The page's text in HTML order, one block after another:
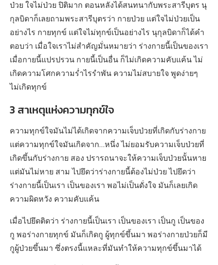
ป่วย ใจไม่ป่วย ปิติมาก ตอนหลังได้สนทนากับพระสารีบุตร นุ
กุลบิดาก็เลยถามพระสารีบุตรว่า กายป่วย แต่ใจไม่ป่วยเป็น
อย่างไร กายทุกข์ แต่ใจไม่ทุกข์เป็นอย่างไร นุกุลบิดาก็ได้คำ
ตอบว่า เมื่อใจเราไม่สำคัญมั่นหมายว่า ร่างกายนี้เป็นของเรา
เมื่อกายนี้แปรปรวน กายนี้เป็นอื่น ก็ไม่เกิดความคับแค้น ไม่
เกิดความโศกความร่ำไรรำพัน ความไม่สบายใจ พูดง่ายๆ
ไม่เกิดทุกข์
3 สาเหตุแห่งความทุกข์ใจ
ความทุกข์ใจมันไม่ได้เกิดจากความเจ็บป่วยที่เกิดกับร่างกาย
แต่ความทุกข์ใจมันเกิดจาก…หนึ่ง ไม่ยอมรับความเจ็บป่วยที่
เกิดขึ้นกับร่างกาย สอง ปรารถนาจะให้ความเจ็บป่วยนั้นหาย
แต่มันไม่หาย สาม ไปยึดว่าร่างกายนี้ต้องไม่ป่วย ไปยึดว่า
ร่างกายนี้เป็นเรา เป็นของเรา พอไม่เป็นดั่งใจ มันก็เลยเกิด
ความผิดหวัง ความคับแค้น
เมื่อไปยึดติดว่า ร่างกายนี้เป็นเรา เป็นของเรา เป็นกู เป็นของ
กู พอร่างกายทุกข์ มันก็เกิดกู ผู้ทุกข์ขึ้นมา พอร่างกายป่วยก็มี
กูผู้ป่วยขึ้นมา ซึ่งตรงนี้แหละที่มันทำให้ความทุกข์ขึ้นมาได้